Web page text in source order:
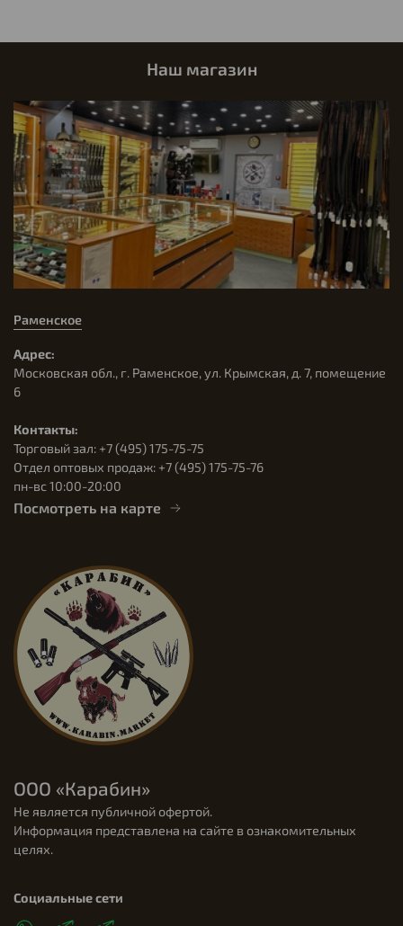
Наш магазин
Раменское
Адрес:
Московская обл., г. Раменское, ул. Крымская, д. 7, помещение
6
Контакты:
Торговый зал: +7 (495) 175-75-75
Отдел оптовых продаж: +7 (495) 175-75-76
пн-вс 10:00-20:00
Посмотреть на карте
ООО «Карабин»
Не является публичной офертой.
Информация представлена на сайте в ознакомительных
целях.
Социальные сети